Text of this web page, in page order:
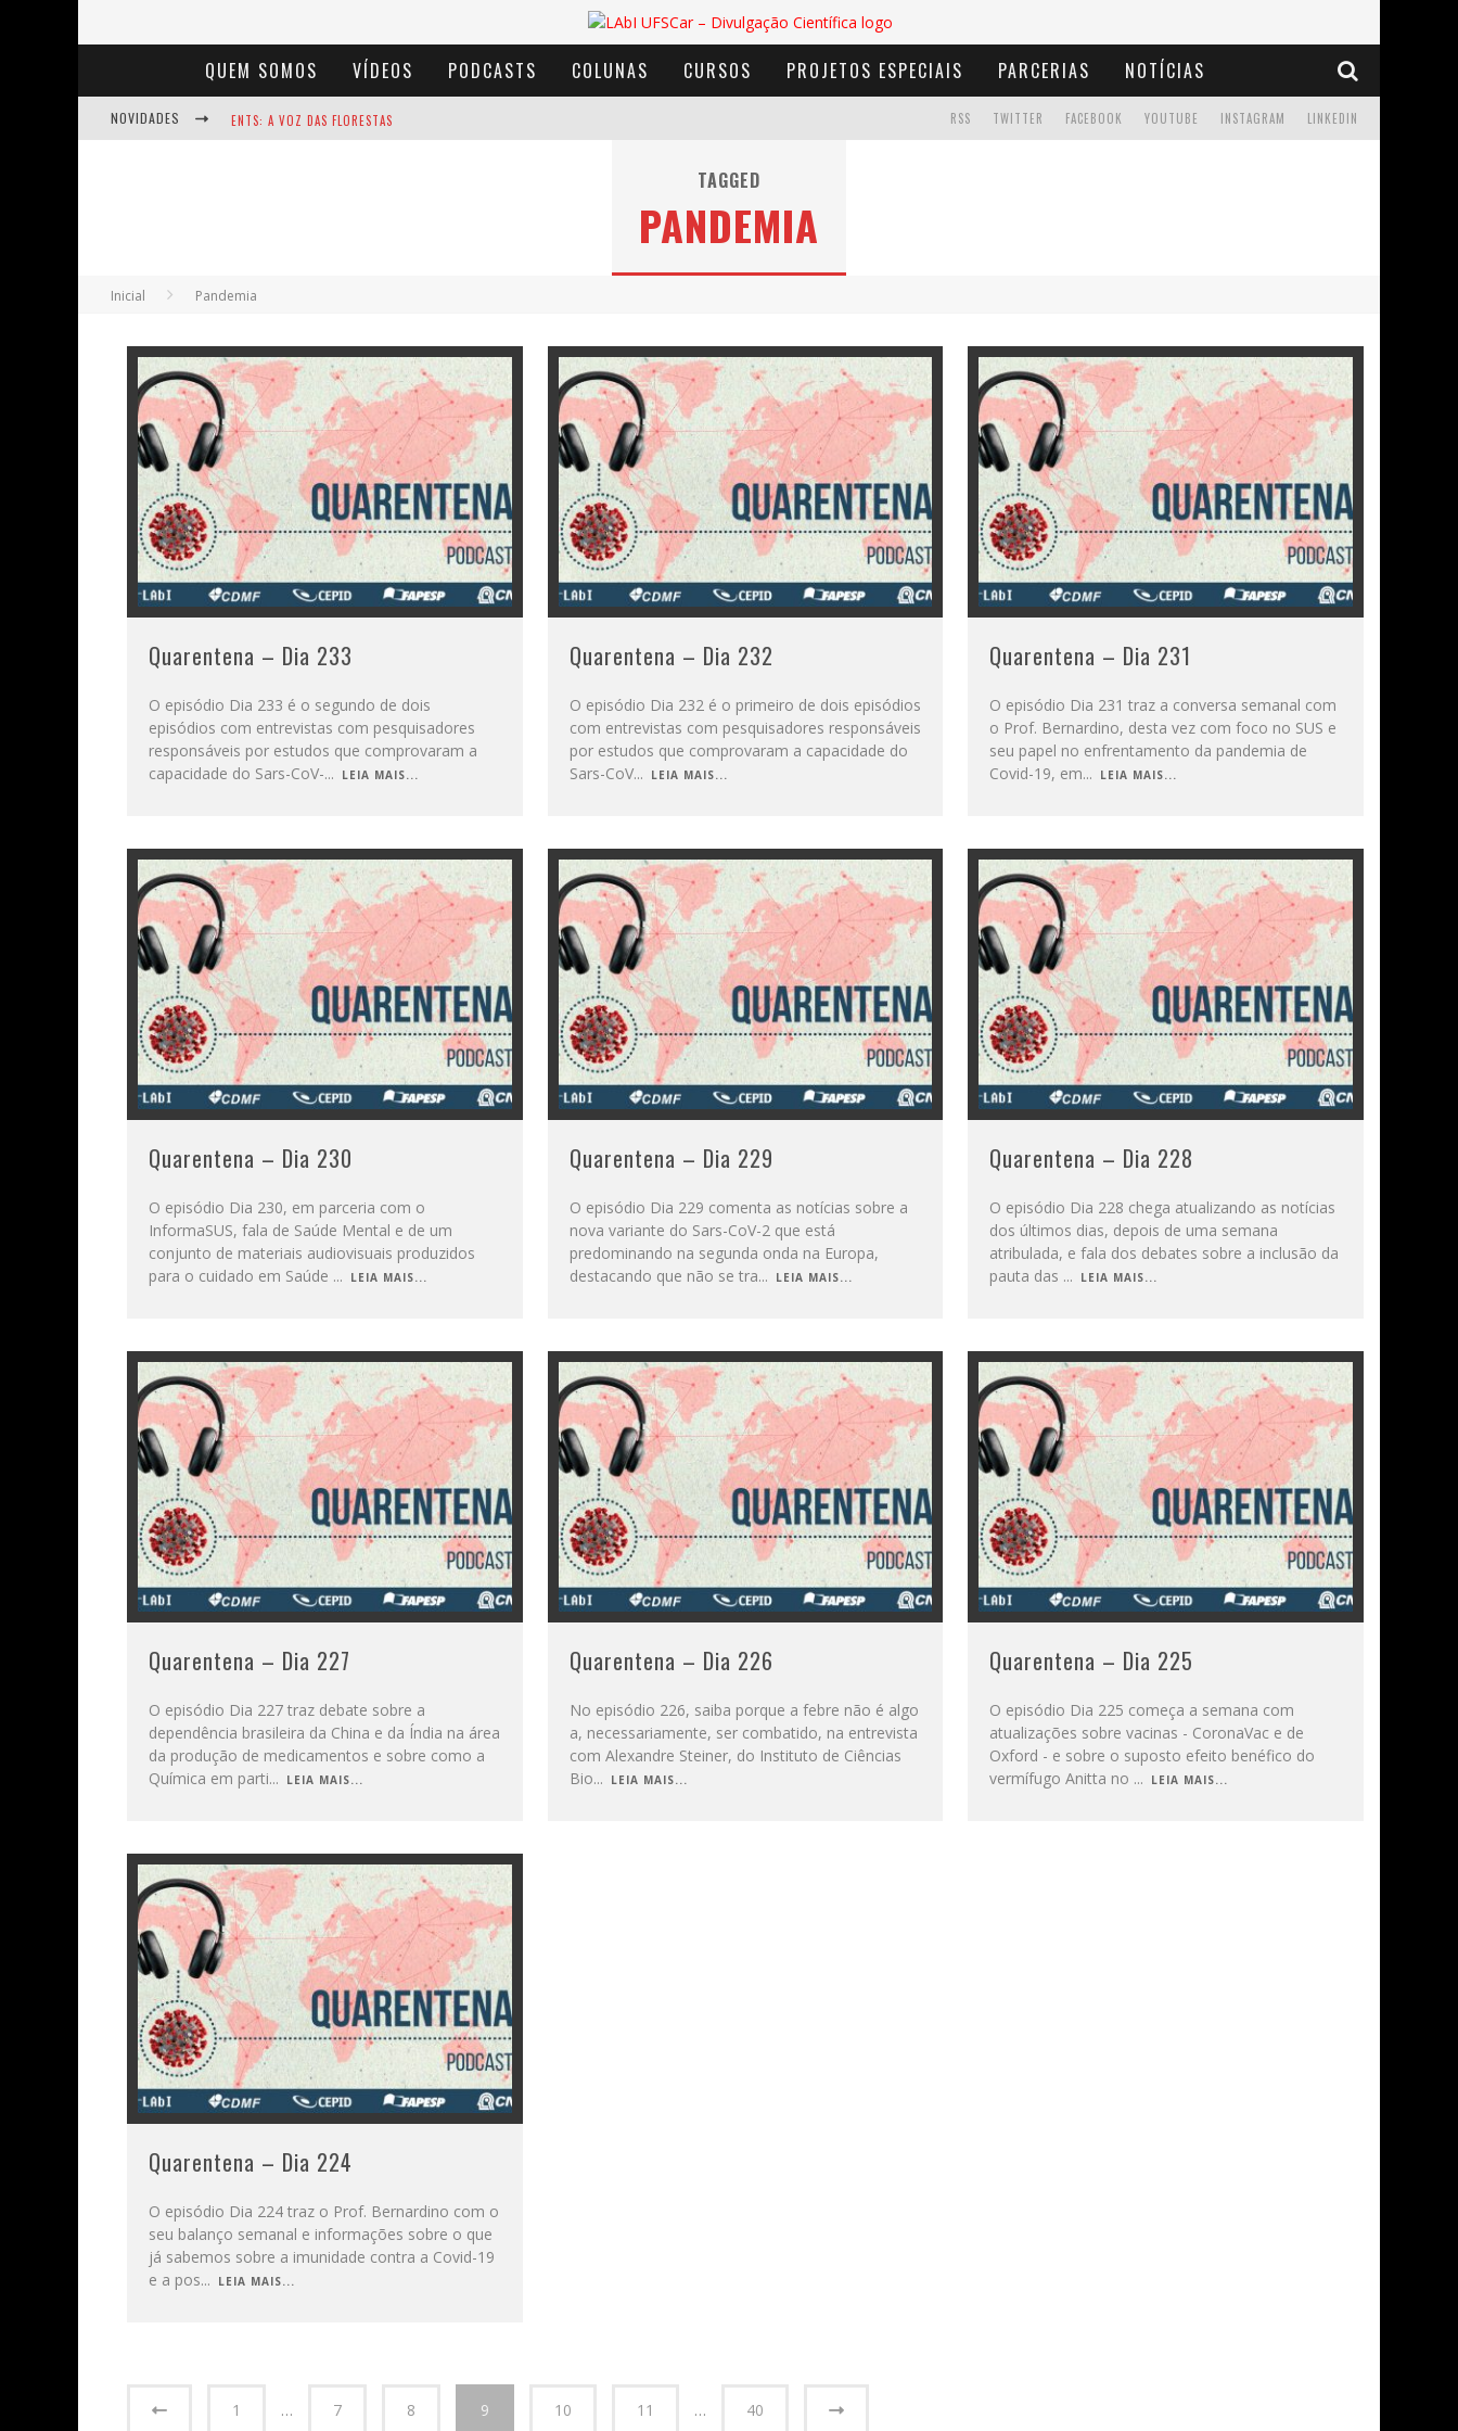
QUEM SOMOS VÍDEOS PODCASTS COLUNAS CURSOS PROJETOS ESPECIAIS PARCERIAS NOTÍCIAS
NOVIDADES ENTS: A VOZ DAS FLORESTAS
BAÚ DE HISTÓRIAS - A JAMAIS IMAGINADA AVENTURA COM OS MOINHOS DE VENTO
LINKEDIN
INSTAGRAM
YOUTUBE
FACEBOOK
TWITTER
RSS
TAGGED
PANDEMIA
Inicial Pandemia
Quarentena – Dia 233
O episódio Dia 233 é o segundo de dois
episódios com entrevistas com pesquisadores
responsáveis por estudos que comprovaram a
capacidade do Sars-CoV-... LEIA MAIS...
Quarentena – Dia 232
O episódio Dia 232 é o primeiro de dois episódios
com entrevistas com pesquisadores responsáveis
por estudos que comprovaram a capacidade do
Sars-CoV... LEIA MAIS...
Quarentena – Dia 231
O episódio Dia 231 traz a conversa semanal com
o Prof. Bernardino, desta vez com foco no SUS e
seu papel no enfrentamento da pandemia de
Covid-19, em... LEIA MAIS...
Quarentena – Dia 230
O episódio Dia 230, em parceria com o
InformaSUS, fala de Saúde Mental e de um
conjunto de materiais audiovisuais produzidos
para o cuidado em Saúde ... LEIA MAIS...
Quarentena – Dia 229
O episódio Dia 229 comenta as notícias sobre a
nova variante do Sars-CoV-2 que está
predominando na segunda onda na Europa,
destacando que não se tra... LEIA MAIS...
Quarentena – Dia 228
O episódio Dia 228 chega atualizando as notícias
dos últimos dias, depois de uma semana
atribulada, e fala dos debates sobre a inclusão da
pauta das ... LEIA MAIS...
Quarentena – Dia 227
O episódio Dia 227 traz debate sobre a
dependência brasileira da China e da Índia na área
da produção de medicamentos e sobre como a
Química em parti... LEIA MAIS...
Quarentena – Dia 226
No episódio 226, saiba porque a febre não é algo
a, necessariamente, ser combatido, na entrevista
com Alexandre Steiner, do Instituto de Ciências
Bio... LEIA MAIS...
Quarentena – Dia 225
O episódio Dia 225 começa a semana com
atualizações sobre vacinas - CoronaVac e de
Oxford - e sobre o suposto efeito benéfico do
vermífugo Anitta no ... LEIA MAIS...
Quarentena – Dia 224
O episódio Dia 224 traz o Prof. Bernardino com o
seu balanço semanal e informações sobre o que
já sabemos sobre a imunidade contra a Covid-19
e a pos... LEIA MAIS...
1 … 7 8 9 10 11 … 40